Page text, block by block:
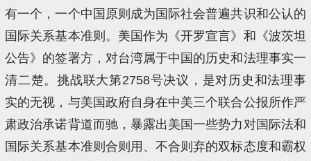
有一个，一个中国原则成为国际社会普遍共识和公认的
国际关系基本准则。美国作为《开罗宣言》和《波茨坦
公告》的签署方，对台湾属于中国的历史和法理事实一
清二楚。挑战联大第2758号决议，是对历史和法理事
实的无视，与美国政府自身在中美三个联合公报所作严
肃政治承诺背道而驰，暴露出美国一些势力对国际法和
国际关系基本准则合则用、不合则弃的双标态度和霸权